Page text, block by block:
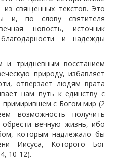
священных текстов. Это
и, по слову святителя
новость, источник
и надежды
и тридневным восстанием
природу, избавляет
отверзает людям врата
нам путь к единству с
с Богом мир (2
возможность получить
вечную жизнь, ибо
которым надлежало бы
Иисуса, Которого Бог
10-12).